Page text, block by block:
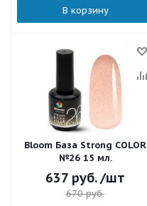
В корзину
Bloom База Strong COLOR
№26 15 мл.
637 руб. /шт
670руб.